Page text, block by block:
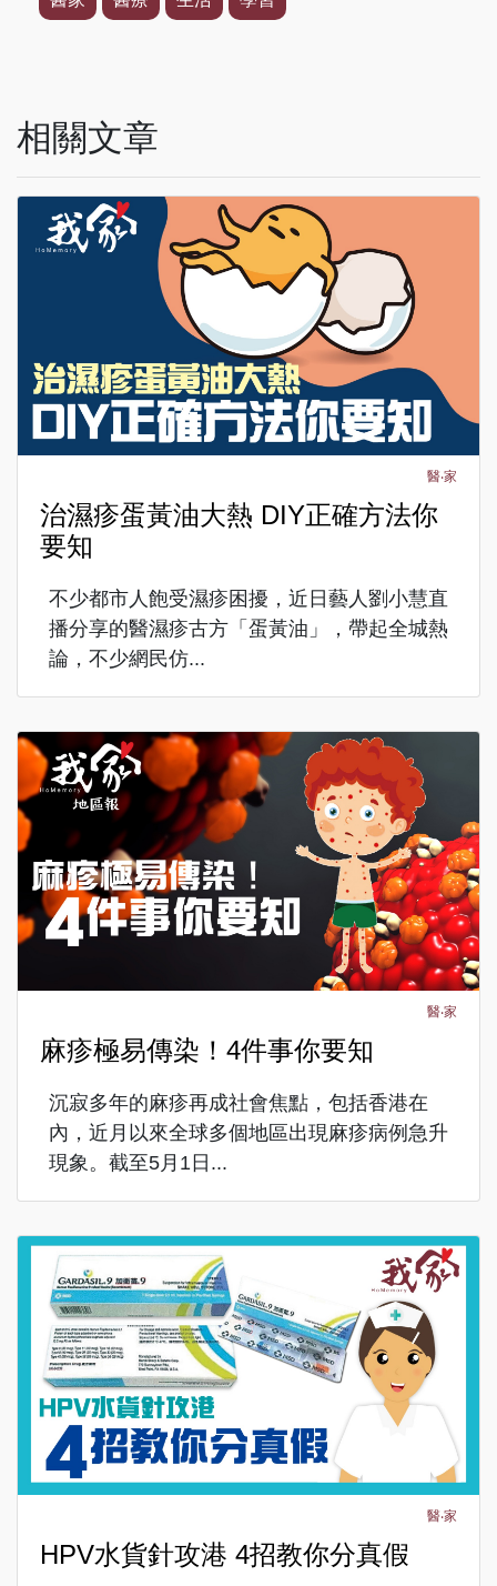
相關文章
醫‧家
治濕疹蛋黃油大熱 DIY正確方法你
要知
不少都市人飽受濕疹困擾，近日藝人劉小慧直
播分享的醫濕疹古方「蛋黃油」，帶起全城熱
論，不少網民仿...
醫‧家
麻疹極易傳染！4件事你要知
沉寂多年的麻疹再成社會焦點，包括香港在
內，近月以來全球多個地區出現麻疹病例急升
現象。截至5月1日...
醫‧家
HPV水貨針攻港 4招教你分真假